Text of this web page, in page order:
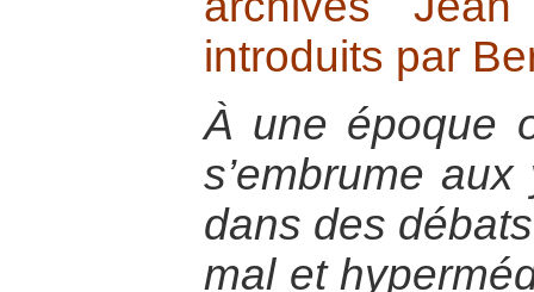
introduits par
À une époque
s’embrume
dans des
mal et